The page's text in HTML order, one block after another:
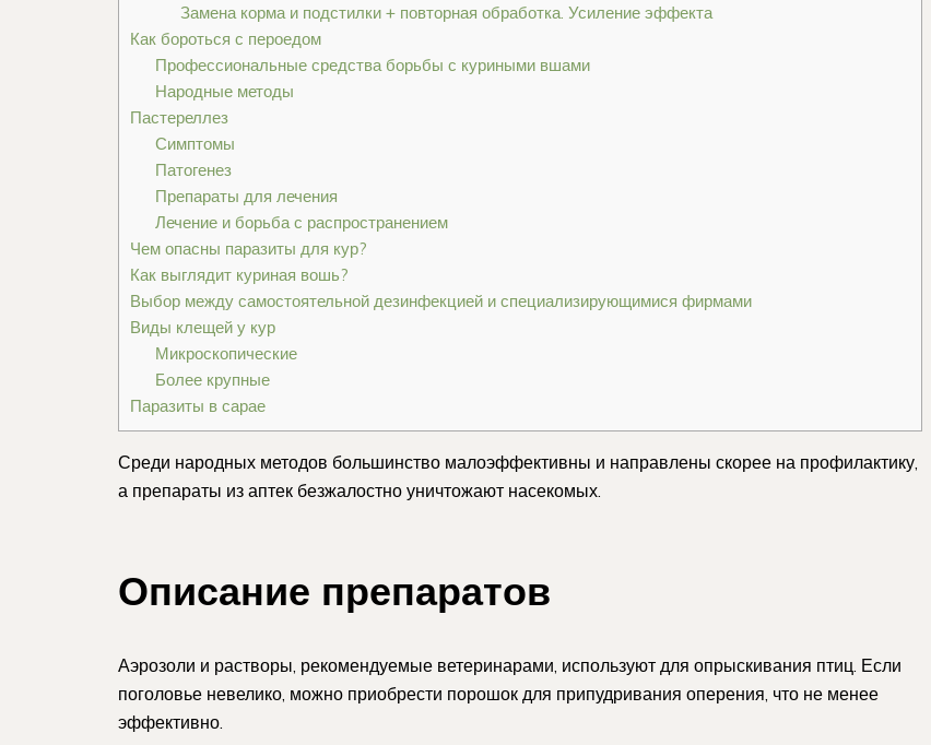
Замена корма и подстилки + повторная обработка. Усиление эффекта
Как бороться с пероедом
Профессиональные средства борьбы с куриными вшами
Народные методы
Пастереллез
Симптомы
Патогенез
Препараты для лечения
Лечение и борьба с распространением
Чем опасны паразиты для кур?
Как выглядит куриная вошь?
Выбор между самостоятельной дезинфекцией и специализирующимися фирмами
Виды клещей у кур
Микроскопические
Более крупные
Паразиты в сарае
Среди народных методов большинство малоэффективны и направлены скорее на профилактику,
а препараты из аптек безжалостно уничтожают насекомых.
Описание препаратов
Аэрозоли и растворы, рекомендуемые ветеринарами, используют для опрыскивания птиц. Если
поголовье невелико, можно приобрести порошок для припудривания оперения, что не менее
эффективно.